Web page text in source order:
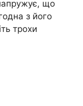
що
з його
трохи